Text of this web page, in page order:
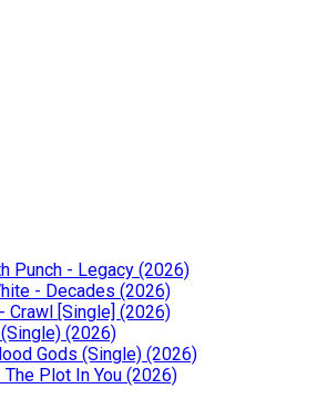
Punch - Legacy (2026)
- Decades (2026)
Crawl [Single] (2026)
(2026)
Gods (Single) (2026)
Plot In You (2026)